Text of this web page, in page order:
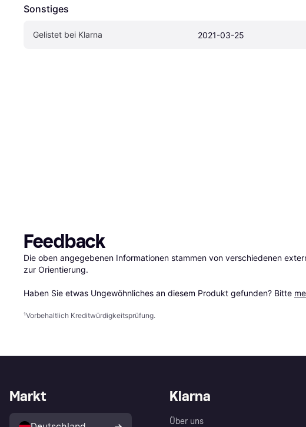
Sonstiges
Gelistet bei Klarna 2021-03-25
Feedback
Die oben angegebenen Informationen stammen von verschiedenen
zur Orientierung.
Haben Sie etwas Ungewöhnliches an diesem Produkt gefunden? Bitte
¹Vorbehaltlich Kreditwürdigkeitsprüfung.
Klarna
Über uns
Markt